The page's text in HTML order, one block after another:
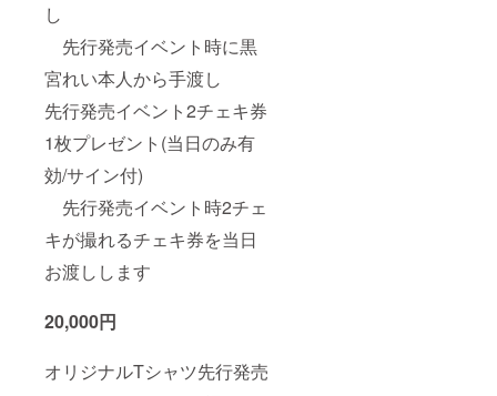
し
先行発売イベント時に黒
宮れい本人から手渡し
先行発売イベント2チェキ券
1枚プレゼント(当日のみ有
効/サイン付)
先行発売イベント時2チェ
キが撮れるチェキ券を当日
お渡しします
20,000円
オリジナルTシャツ先行発売